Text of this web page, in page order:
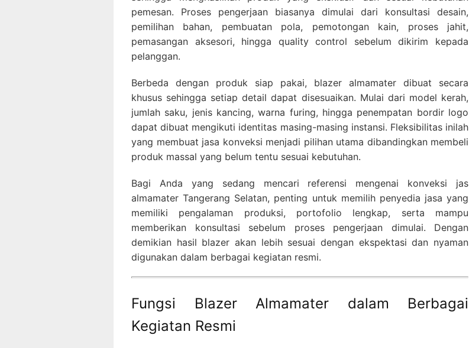
pemesan. Proses pengerjaan biasanya dimulai dari konsultasi desain,
pemilihan bahan, pembuatan pola, pemotongan kain, proses jahit,
pemasangan aksesori, hingga quality control sebelum dikirim kepada
pelanggan.
Berbeda dengan produk siap pakai, blazer almamater dibuat secara
khusus sehingga setiap detail dapat disesuaikan. Mulai dari model kerah,
jumlah saku, jenis kancing, warna furing, hingga penempatan bordir logo
dapat dibuat mengikuti identitas masing-masing instansi. Fleksibilitas inilah
yang membuat jasa konveksi menjadi pilihan utama dibandingkan membeli
produk massal yang belum tentu sesuai kebutuhan.
Bagi Anda yang sedang mencari referensi mengenai konveksi jas
almamater Tangerang Selatan, penting untuk memilih penyedia jasa yang
memiliki pengalaman produksi, portofolio lengkap, serta mampu
memberikan konsultasi sebelum proses pengerjaan dimulai. Dengan
demikian hasil blazer akan lebih sesuai dengan ekspektasi dan nyaman
digunakan dalam berbagai kegiatan resmi.
Fungsi Blazer Almamater dalam Berbagai
Kegiatan Resmi